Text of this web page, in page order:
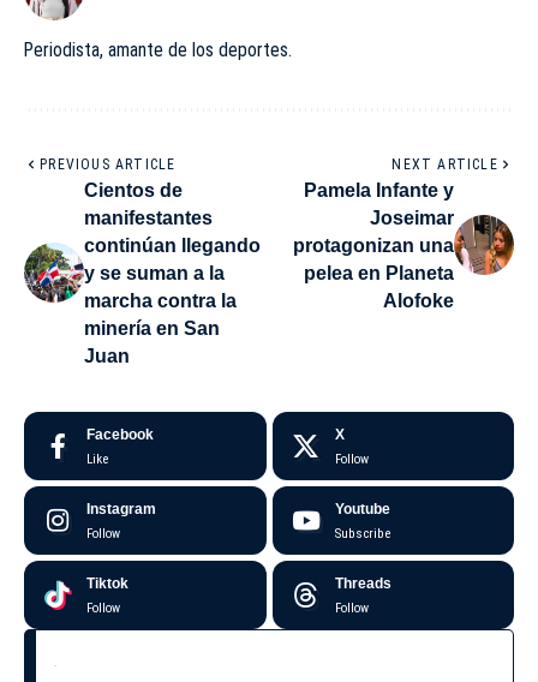
Periodista, amante de los deportes.
PREVIOUS ARTICLE
Cientos de
manifestantes
continúan llegando
y se suman a la
marcha contra la
minería en San
Juan
NEXT ARTICLE
Pamela Infante y
Joseimar
protagonizan una
pelea en Planeta
Alofoke
Facebook
Like
X
Follow
Instagram
Follow
Youtube
Subscribe
Tiktok
Follow
Threads
Follow